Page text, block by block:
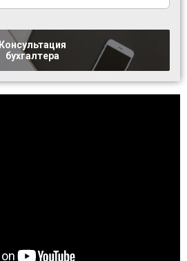
Консультация
бухгалтера